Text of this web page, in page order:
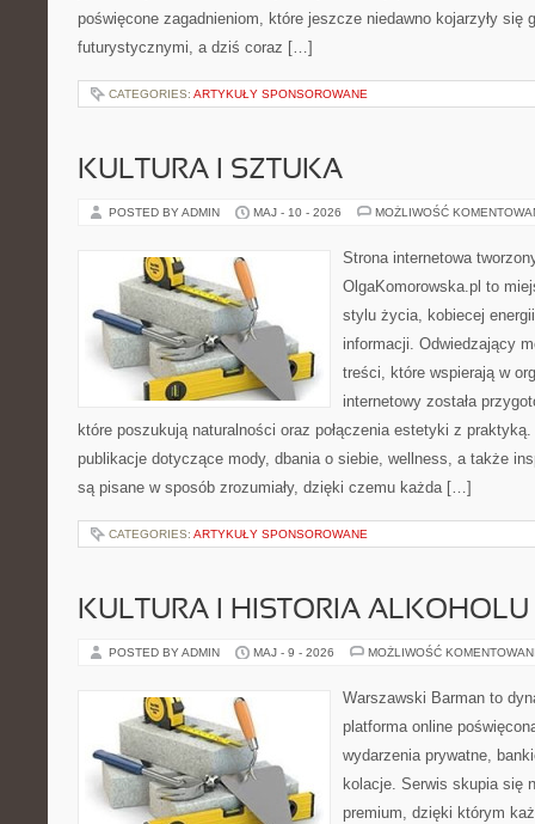
poświęcone zagadnieniom, które jeszcze niedawno kojarzyły się
futurystycznymi, a dziś coraz […]
CATEGORIES: ARTYKUŁY SPONSOROWANE
KULTURA I SZTUKA
POSTED BY ADMIN MAJ - 10 - 2026 MOŻLIWOŚĆ
Strona internetowa
OlgaKomorowska.pl to
stylu życia, kobiecej
informacji. Odwiedzający
treści, które wspierają w
internetowy została
które poszukują naturalności oraz połączenia estetyki z
publikacje dotyczące mody, dbania o siebie, wellness, a także
są pisane w sposób zrozumiały, dzięki czemu każda […]
CATEGORIES: ARTYKUŁY SPONSOROWANE
KULTURA I HISTORIA ALKOHOLU
POSTED BY ADMIN MAJ - 9 - 2026 MOŻLIWOŚĆ
Warszawski Barman to
platforma online
wydarzenia prywatne,
kolacje. Serwis skupia się
premium, dzięki którym